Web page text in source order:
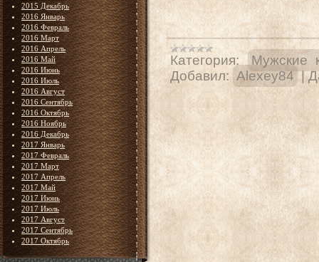
2015 Декабрь
2016 Январь
2016 Февраль
2016 Март
2016 Апрель
2016 Май
2016 Июнь
2016 Июль
2016 Август
2016 Сентябрь
2016 Октябрь
2016 Ноябрь
2016 Декабрь
2017 Январь
2017 Февраль
2017 Март
2017 Апрель
2017 Май
2017 Июнь
2017 Июль
2017 Август
2017 Сентябрь
2017 Октябрь
Категория:
Мужские
Добавил: Alexey84 |